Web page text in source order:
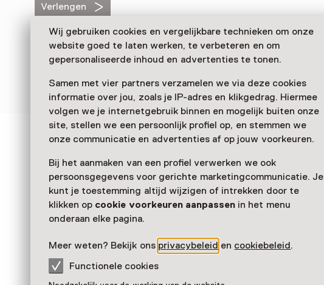
Wij gebruiken cookies en vergelijkbare technieken om onze
website goed te laten werken, te verbeteren en om
gepersonaliseerde inhoud en advertenties te tonen.
Samen met vier partners verzamelen we via deze cookies
informatie over jou, zoals je IP-adres en klikgedrag. Hiermee
volgen we je internetgebruik binnen en mogelijk buiten onze
site, stellen we een persoonlijk profiel op, en stemmen we
onze communicatie en advertenties af op jouw voorkeuren.
Bij het aanmaken van een profiel verwerken we ook
persoonsgegevens voor gerichte marketingcommunicatie. Je
kunt je toestemming altijd wijzigen of intrekken door te
klikken op cookie voorkeuren aanpassenin het menu
onderaan elke pagina.
Meer weten? Bekijk ons privacybeleid en cookiebeleid.
Functionele cookies
Verlengen
Naar Mijn Museumkaart
Hier kun je:
Geldigheid van je kaart(en) bekijken
Museumbezoeken inzien
Verlengen of kaarten toevoegen